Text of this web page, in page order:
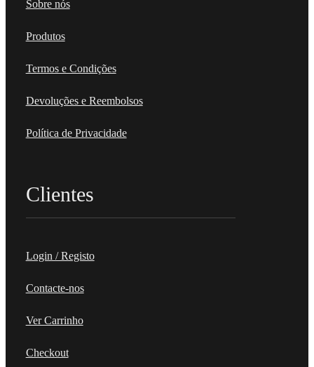
Sobre nós
Produtos
Termos e Condições
Devoluções e Reembolsos
Política de Privacidade
Clientes
Login / Registo
Contacte-nos
Ver Carrinho
Checkout